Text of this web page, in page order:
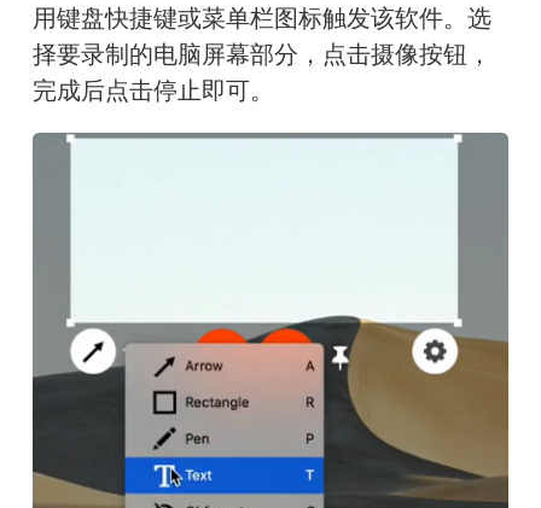
用键盘快捷键或菜单栏图标触发该软件。选
择要录制的电脑屏幕部分，点击摄像按钮，
完成后点击停止即可。